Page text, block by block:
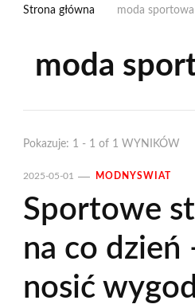
Strona główna moda sportowa
moda
Pokazuje: 1 - 1 of 1 WYNIKÓW
2025-05-01 MODNYSWIAT
Sportowe
na co dzień
nosić